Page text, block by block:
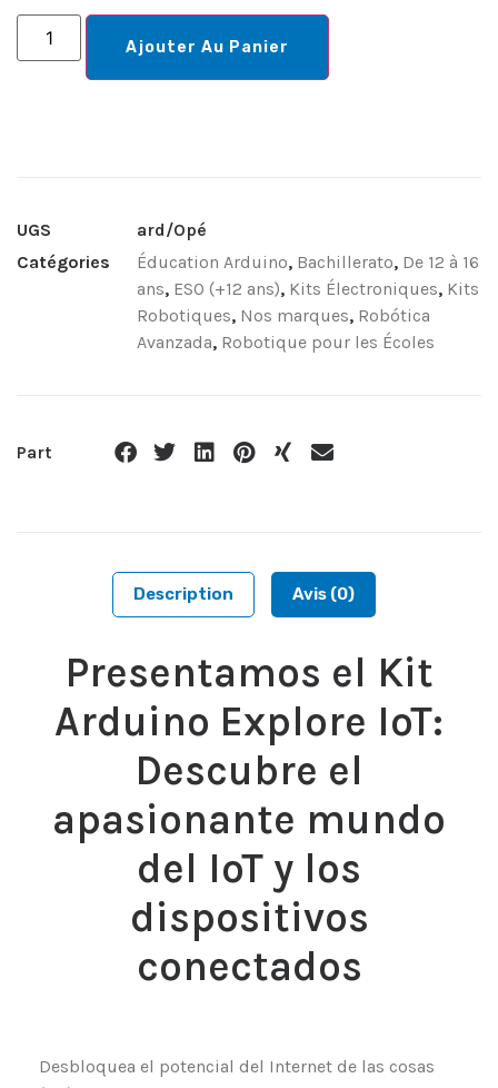
Ajouter Au Panier
UGS
ard/Opé
Catégories
Éducation Arduino, Bachillerato, De 12 à 16
ans, ESO (+12 ans), Kits Électroniques, Kits
Robotiques, Nos marques, Robótica
Avanzada, Robotique pour les Écoles
Part
Description Avis (0)
Presentamos el Kit
Arduino Explore IoT:
Descubre el
apasionante mundo
del IoT y los
dispositivos
conectados
Desbloquea el potencial del Internet de las cosas